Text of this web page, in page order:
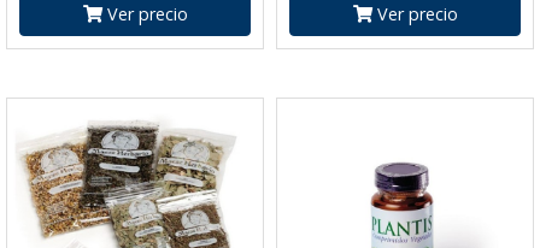
Ver precio Ver precio